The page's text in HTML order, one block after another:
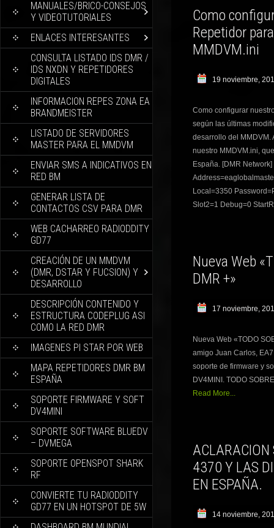
MANUALES/BRICO-CONSEJOS
Y VIDEOTUTORIALES
ENLACES INTERESANTES
CONSULTA LISTADO IDS DMR /
IDS NXDN Y REPETIDORES
DIGITALES
INFORMACION REPES ZONA EA
BRANDMEISTER
LISTADO DE SERVIDORES
MASTER PARA EL MMDVM
ENVIAR SMS A INDICATIVOS EN
RED BM
GENERAR LISTA DE
CONTACTOS CSV PARA DMR
WEB CACHARREO RADIODDITY
GD77
CREACIÓN DE UN MMDVM
(DMR, DSTAR Y FUCSION) Y
DESARROLLO
DESCRIPCIÓN CONTENIDO Y
ESTRUCTURA CODEPLUG ASI
COMO LA RED DMR
IMAGENES PI STAR POR WEB
MAPA REPETIDORES DMR BM
ESPAÑA
SOPORTE FIRMWARE Y SOFT
DV4MINI
SOPORTE SOFTWARE BLUEDV
– DVMEGA
SOPORTE OPENSPOT SHARK
RF
CONVIERTE TU RADIODDITY
GD77 EN UN HOTSPOT DE 5W
Como
Repetidor
MMDVM.ini
19 noviembre,
Como configurar
según las últimas
desarrollo del MMDVM.
nuestro MMDVM.ini,
España. [DMR
Local=3350
Slot2=1 Debug=0
Nueva Web
DMR +»
17 noviembre,
Nueva Web «TODO
amigo Juan Carlos,
soporte de firmware y
DV4MINI. TODO
Read More...
ACLARACION
4370 Y LAS
EN ESPAÑA.
14 noviembre,